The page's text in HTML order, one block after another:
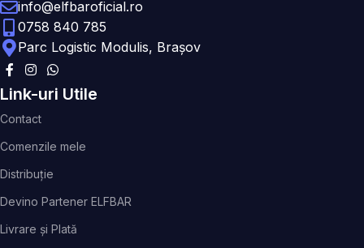
info@elfbaroficial.ro
0758 840 785
Parc Logistic Modulis, Brașov
Link-uri Utile
Contact
Comenzile mele
Distribuție
Devino Partener ELFBAR
Livrare și Plată